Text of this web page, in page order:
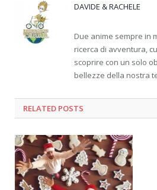
DAVIDE & RACHELE
Due anime sempre in
ricerca di avventura,
scoprire con un solo
bellezze della nostra
RELATED POSTS